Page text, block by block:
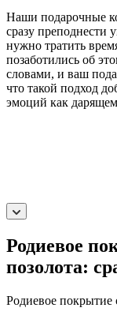
Наши подарочные
сразу преподнести
нужно тратить
позаботились об
словами, и ваш
что такой подход
эмоций как
Родиевое
позолота:
Родиевое покрытие